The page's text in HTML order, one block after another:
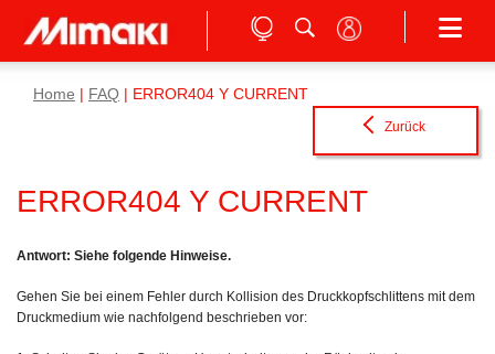
Home FAQ | ERROR404 Y CURRENT
Zurück
ERROR404 Y CURRENT
Antwort: Siehe folgende Hinweise.
Gehen Sie bei einem Fehler durch Kollision des Druckkopfschlittens mit dem
Druckmedium wie nachfolgend beschrieben vor: